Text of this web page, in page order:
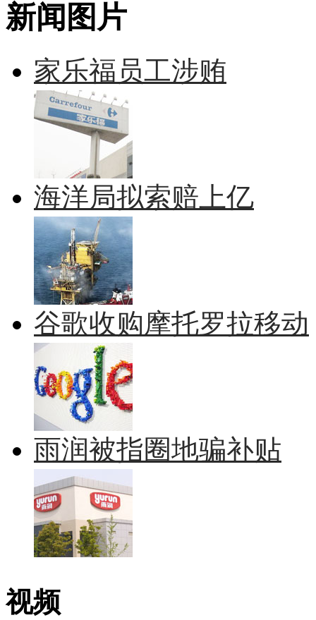
新闻图片
家乐福员工涉贿
海洋局拟索赔上亿
谷歌收购摩托罗拉移动
雨润被指圈地骗补贴
视频